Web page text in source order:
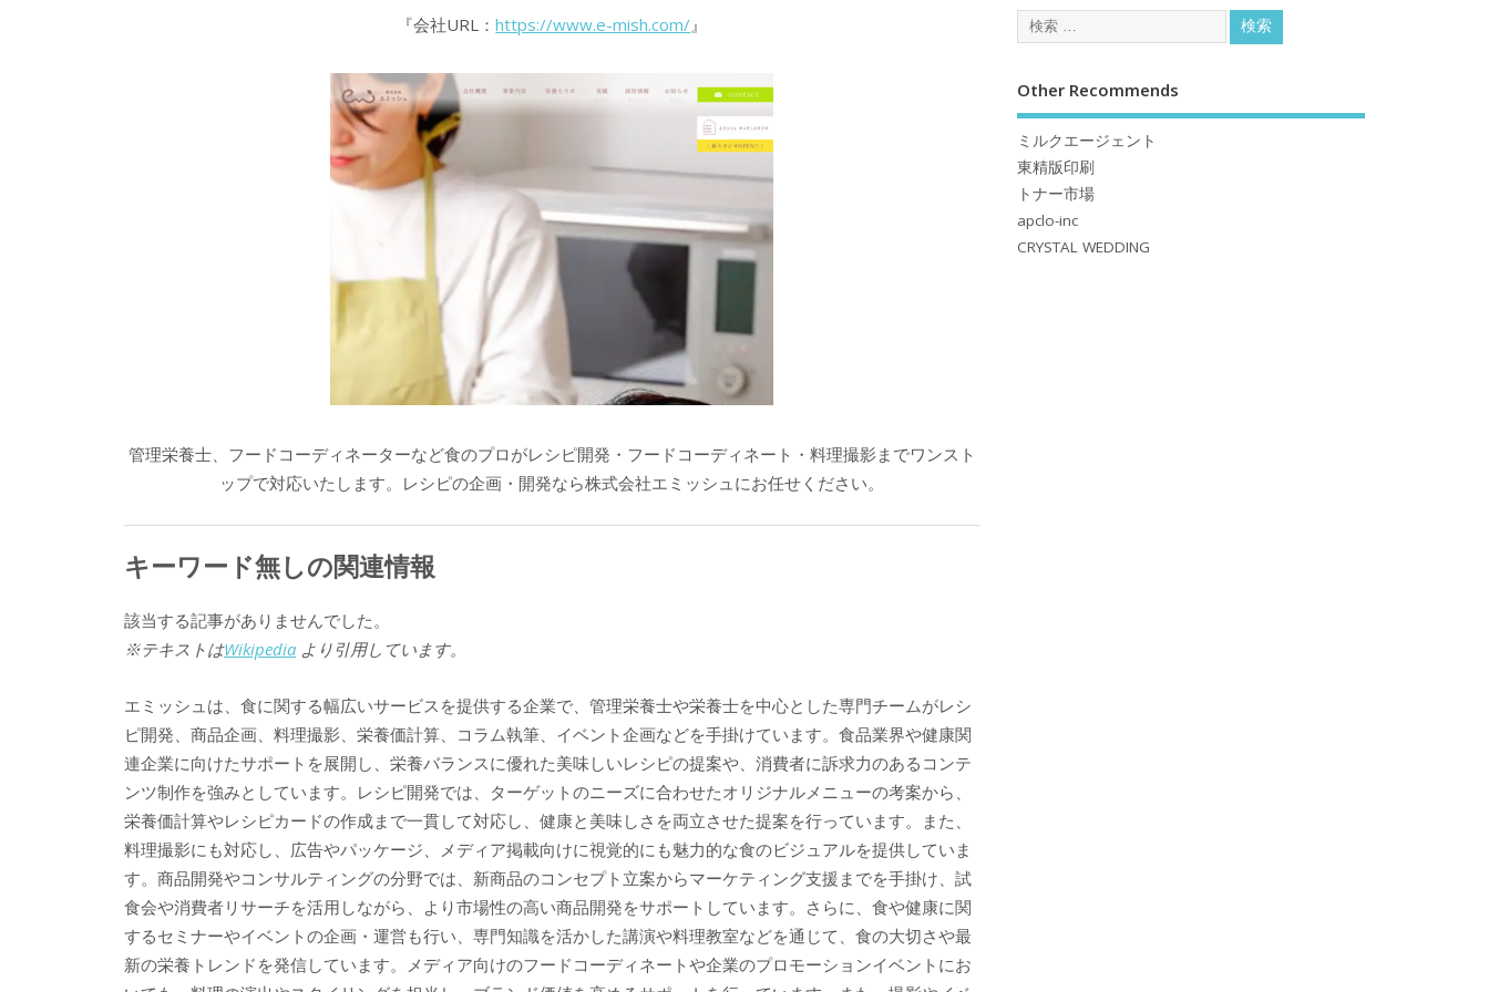
『会社URL：https://www.e-mish.com/』
管理栄養士、フードコーディネーターなど食のプロがレシピ開発・フードコーディネート・料理撮影までワンスト
ップで対応いたします。レシピの企画・開発なら株式会社エミッシュにお任せください。
キーワード無しの関連情報
該当する記事がありませんでした。
※テキストはWikipedia より引用しています。
エミッシュは、食に関する幅広いサービスを提供する企業で、管理栄養士や栄養士を中心とした専門チームがレシ
ピ開発、商品企画、料理撮影、栄養価計算、コラム執筆、イベント企画などを手掛けています。食品業界や健康関
連企業に向けたサポートを展開し、栄養バランスに優れた美味しいレシピの提案や、消費者に訴求力のあるコンテ
ンツ制作を強みとしています。レシピ開発では、ターゲットのニーズに合わせたオリジナルメニューの考案から、
栄養価計算やレシピカードの作成まで一貫して対応し、健康と美味しさを両立させた提案を行っています。また、
料理撮影にも対応し、広告やパッケージ、メディア掲載向けに視覚的にも魅力的な食のビジュアルを提供していま
す。商品開発やコンサルティングの分野では、新商品のコンセプト立案からマーケティング支援までを手掛け、試
食会や消費者リサーチを活用しながら、より市場性の高い商品開発をサポートしています。さらに、食や健康に関
するセミナーやイベントの企画・運営も行い、専門知識を活かした講演や料理教室などを通じて、食の大切さや最
新の栄養トレンドを発信しています。メディア向けのフードコーディネートや企業のプロモーションイベントにお
Other Recommends
ミルクエージェント
東精版印刷
トナー市場
apclo-inc
CRYSTAL WEDDING